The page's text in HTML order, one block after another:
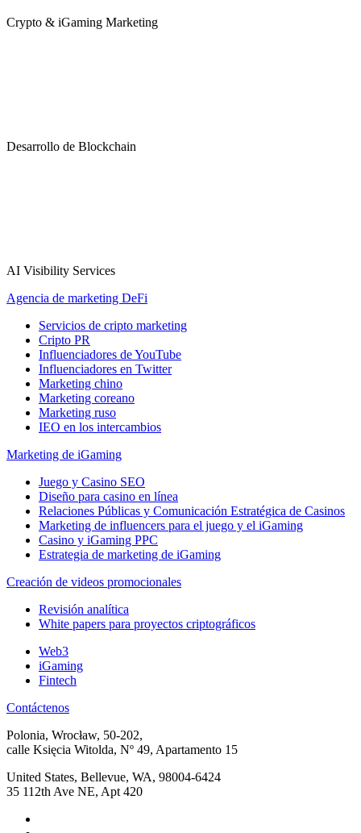
Crypto & iGaming Marketing
Desarrollo de Blockchain
AI Visibility Services
Agencia de marketing DeFi
Servicios de cripto marketing
Cripto PR
Influenciadores de YouTube
Influenciadores en Twitter
Marketing chino
Marketing coreano
Marketing ruso
IEO en los intercambios
Marketing de iGaming
Juego y Casino SEO
Diseño para casino en línea
Relaciones Públicas y Comunicación Estratégica de Casinos
Marketing de influencers para el juego y el iGaming
Casino y iGaming PPC
Estrategia de marketing de iGaming
Creación de videos promocionales
Revisión analítica
White papers para proyectos criptográficos
Web3
iGaming
Fintech
Contáctenos
Polonia, Wrocław, 50-202,
calle Księcia Witolda, Nº 49, Apartamento 15
United States, Bellevue, WA, 98004-6424
35 112th Ave NE, Apt 420